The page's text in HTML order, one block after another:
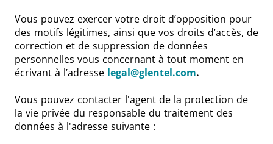
Vous pouvez exercer votre droit d’opposition pour
des motifs légitimes, ainsi que vos droits d’accès, de
correction et de suppression de données
personnelles vous concernant à tout moment en
écrivant à l’adresse legal@glentel.com.
Vous pouvez contacter l'agent de la protection de
la vie privée du responsable du traitement des
données à l'adresse suivante :